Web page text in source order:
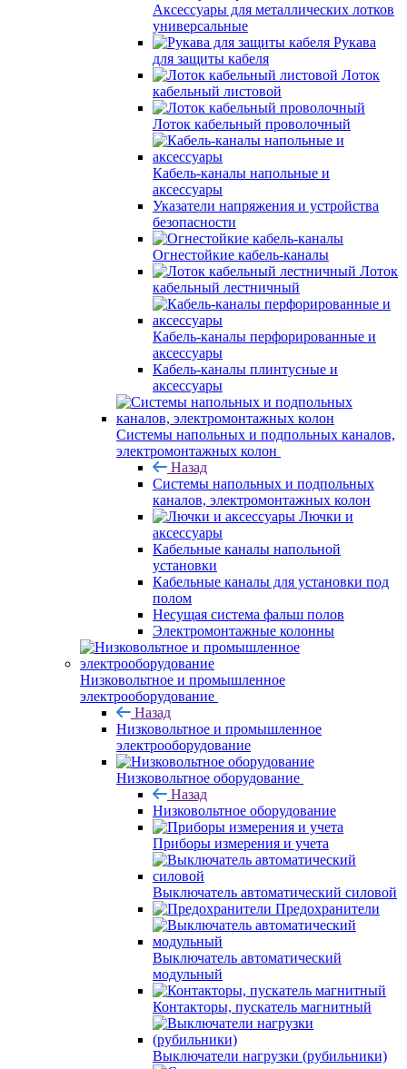
Аксессуары для металлических лотков
универсальные
Рукава
для защиты кабеля
Лоток
кабельный листовой
Лоток кабельный проволочный
Кабель-каналы напольные и
аксессуары
Указатели напряжения и устройства
безопасности
Огнестойкие кабель-каналы
Лоток
кабельный лестничный
Кабель-каналы перфорированные и
аксессуары
Кабель-каналы плинтусные и
аксессуары
Системы напольных и подпольных каналов,
электромонтажных колон
Назад
Системы напольных и подпольных
каналов, электромонтажных колон
Лючки и
аксессуары
Кабельные каналы напольной
установки
Кабельные каналы для установки под
полом
Несущая система фальш полов
Электромонтажные колонны
Низковольтное и промышленное
электрооборудование
Назад
Низковольтное и промышленное
электрооборудование
Низковольтное оборудование
Назад
Низковольтное оборудование
Приборы измерения и учета
Выключатель автоматический силовой
Предохранители
Выключатель автоматический
модульный
Контакторы, пускатель магнитный
Выключатели нагрузки (рубильники)